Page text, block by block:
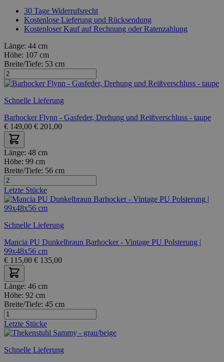
30 Tage Widerrufsrecht
Kostenlose Lieferung und Rücksendung
Kostenloser Kauf auf Rechnung oder Ratenzahlung
Länge: 44 cm
Höhe: 107 cm
Breite/Tiefe: 53 cm
Schnelle Lieferung
Barhocker Flynn - Gasfeder, Drehung und Reißverschluss - taupe
€ 149,00 € 201,00
Länge: 48 cm
Höhe: 99 cm
Breite/Tiefe: 56 cm
Letzte Stücke
Schnelle Lieferung
Mancia PU Dunkelbraun Barhocker - Vintage PU Polsterung |
99x48x56 cm
€ 115,00 € 135,00
Länge: 46 cm
Höhe: 92 cm
Breite/Tiefe: 45 cm
Letzte Stücke
Schnelle Lieferung